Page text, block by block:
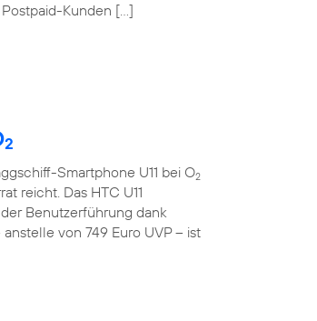
Postpaid-Kunden […]
2
Smartphone U11 bei O2
reicht. Das HTC U11
Benutzerführung dank
von 749 Euro UVP – ist